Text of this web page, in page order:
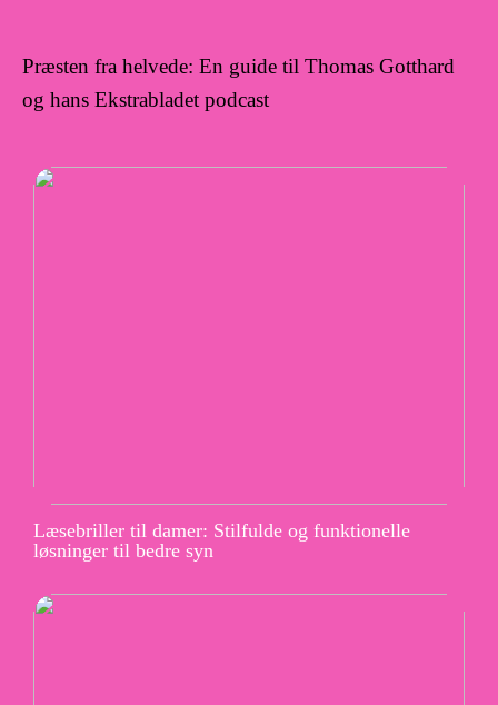
Præsten fra helvede: En guide til Thomas Gotthard
og hans Ekstrabladet podcast
Læsebriller til damer: Stilfulde og funktionelle
løsninger til bedre syn